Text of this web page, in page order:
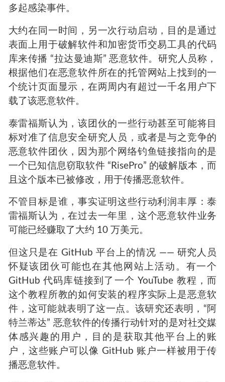
多起感染事件。
大约在同一时间，另一次行动启动，目的是通过
表面上用于破解软件和加密货币交易工具的代码
库来传播 “拉达曼迪斯” 恶意软件。研究人员称，
根据他们在恶意软件所在的托管网站上找到的一
个统计页面显示，在两周内有超过一千名用户下
载了该恶意软件。
泰雷福斯认为，该团伙的一些行动甚至可能将目
标对准了信息安全研究人员，或者是与之竞争的
恶意软件团伙，因为那个网络钓鱼链接指向的是
一个已知信息窃取软件 “RisePro” 的破解版本，而
且这个版本已被修改，用于传播恶意软件。
不管目标是谁，事实证明这些行动利润丰厚：泰
雷福斯认为，在过去一年里，这个恶意软件业务
可能已经赚取了大约 10 万美元。
但这只是在 GitHub 平台上的情况 —— 研究人员
怀疑该团伙可能也在其他网站上活动。有一个
GitHub 代码库链接到了一个 YouTube 教程，而
这个教程所教的如何安装的程序实际上是恶意软
件，这可能就表明了这一点。该研究还表明，“阿
特兰蒂达” 恶意软件的传播行动针对的是对社交媒
体感兴趣的用户，目的是获取其他平台上的账
户，这些账户可以像 GitHub 账户一样被用于传
播恶意软件。